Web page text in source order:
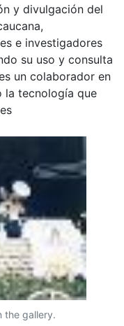
y divulgación del
e investigadores
su uso y consulta
un colaborador en
la tecnología que
the gallery.